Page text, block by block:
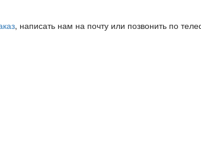
, написать нам на почту или позвонить по